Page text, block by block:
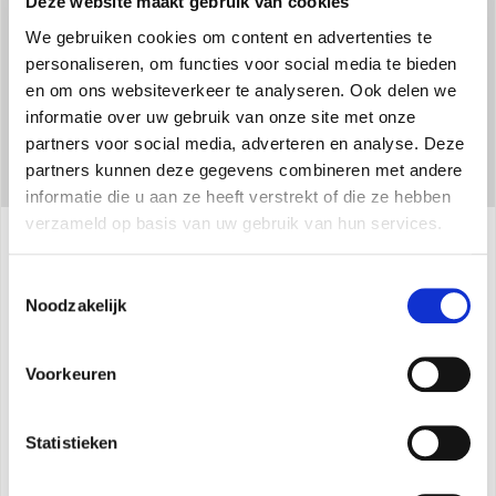
We gebruiken cookies om content en advertenties te
personaliseren, om functies voor social media te bieden
en om ons websiteverkeer te analyseren. Ook delen we
informatie over uw gebruik van onze site met onze
partners voor social media, adverteren en analyse. Deze
partners kunnen deze gegevens combineren met andere
informatie die u aan ze heeft verstrekt of die ze hebben
verzameld op basis van uw gebruik van hun services.
Noodzakelijk
Voorkeuren
Statistieken
Specificaties
Het toestel wordt geleverd met een
volgende bedienings- en